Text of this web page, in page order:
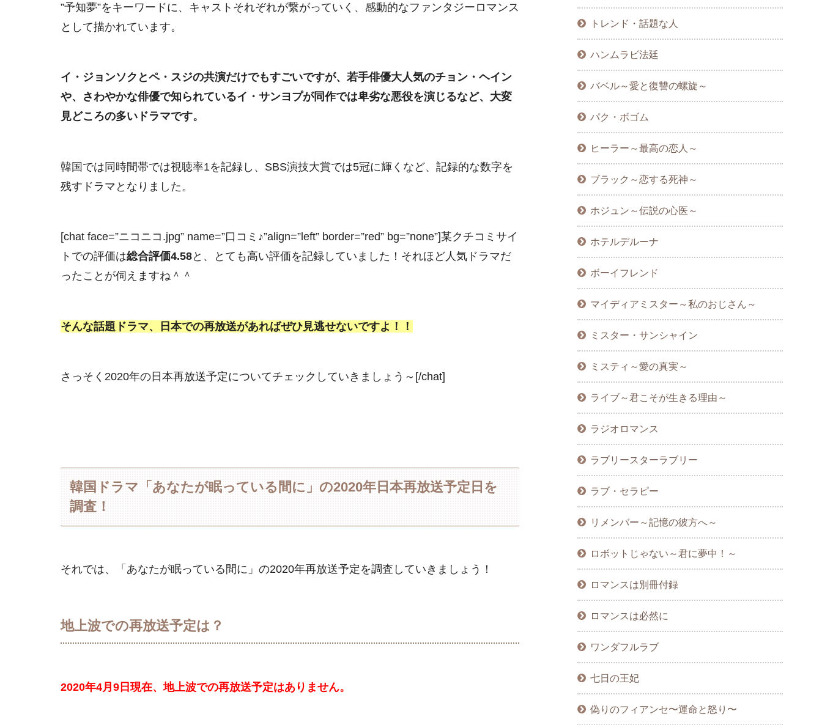
”予知夢”をキーワードに、キャストそれぞれが繋がっていく、感動的なファンタジーロマンス
として描かれています。
イ・ジョンソクとペ・スジの共演だけでもすごいですが、若手俳優大人気のチョン・ヘイン
や、さわやかな俳優で知られているイ・サンヨプが同作では卑劣な悪役を演じるなど、大変
見どころの多いドラマです。
韓国では同時間帯では視聴率1を記録し、SBS演技大賞では5冠に輝くなど、記録的な数字を
残すドラマとなりました。
[chat face=”ニコニコ.jpg” name=”口コミ♪”align=”left” border=”red” bg=”none”]某クチコミサイ
トでの評価は総合評価4.58と、とても高い評価を記録していました！それほど人気ドラマだ
ったことが伺えますね＾＾
そんな話題ドラマ、日本での再放送があればぜひ見逃せないですよ！！
さっそく2020年の日本再放送予定についてチェックしていきましょう～[/chat]
韓国ドラマ「あなたが眠っている間に」の2020年日本再放送予定日を
調査！
それでは、「あなたが眠っている間に」の2020年再放送予定を調査していきましょう！
地上波での再放送予定は？
2020年4月9日現在、地上波での再放送予定はありません。
トレンド・話題な人
ハンムラビ法廷
バベル～愛と復讐の螺旋～
パク・ボゴム
ヒーラー～最高の恋人～
ブラック～恋する死神～
ホジュン～伝説の心医～
ホテルデルーナ
ボーイフレンド
マイディアミスター～私のおじさん～
ミスター・サンシャイン
ミスティ～愛の真実～
ライブ～君こそが生きる理由～
ラジオロマンス
ラブリースターラブリー
ラブ・セラピー
リメンバー～記憶の彼方へ～
ロボットじゃない～君に夢中！～
ロマンスは別冊付録
ロマンスは必然に
ワンダフルラブ
七日の王妃
偽りのフィアンセ〜運命と怒り〜